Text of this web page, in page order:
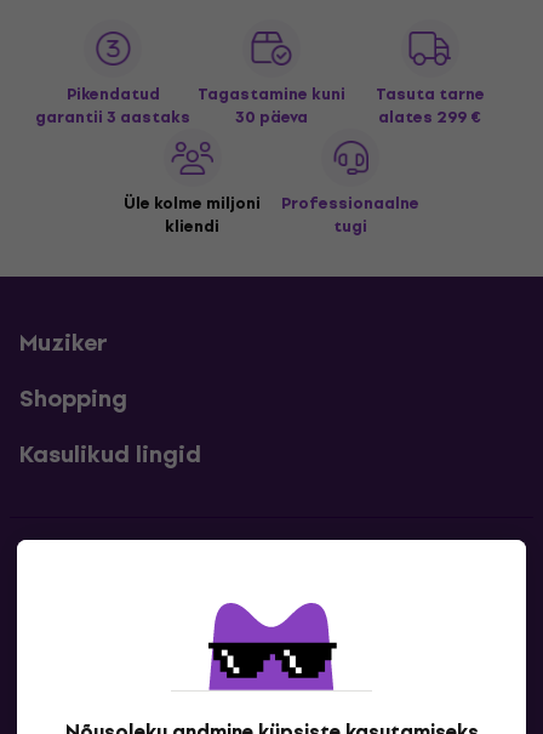
Pikendatud
garantii 3 aastaks
Tagastamine kuni
30 päeva
Tasuta tarne
alates 299 €
Üle kolme miljoni
kliendi
Professionaalne
tugi
Muziker
Shopping
Kasulikud lingid
Kontaktandmed